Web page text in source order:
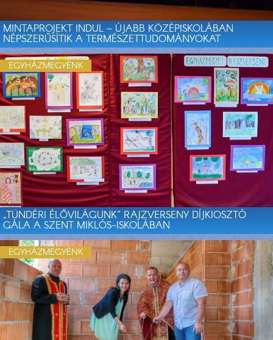
MINTAPROJEKT INDUL – ÚJABB KÖZÉPISKOLÁBAN
NÉPSZERŰSÍTIK A TERMÉSZETTUDOMÁNYOKAT
„TÜNDÉRI ÉLŐVILÁGUNK” RAJZVERSENY DÍJKIOSZTÓ
GÁLA A SZENT MIKLÓS-ISKOLÁBAN
EGYHÁZMEGYÉNK
EGYHÁZMEGYÉNK